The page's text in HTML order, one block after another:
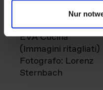
Nur
EVA Cucina
(Immagini ritagliati)
Fotografo: Lorenz
Sternbach